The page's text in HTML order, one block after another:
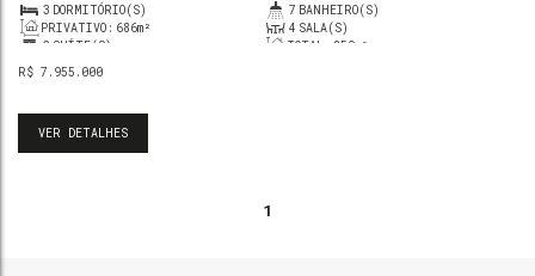
R$ 7.955.000
3 DORMITÓRIO(S) 7 BANHEIRO(S)
PRIVATIVO: 686m² 4 SALA(S)
2 SUÍTE(S) TOTAL:
850m²
TERRENO:
VER DETALHES
1